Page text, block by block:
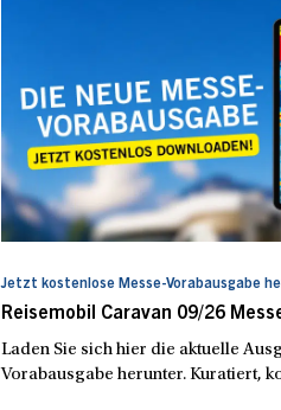
Jetzt kostenlose Messe-Vorabausgabe
Reisemobil Caravan 09/26
Laden Sie sich hier die aktuelle
Vorabausgabe herunter. Kuratiert,